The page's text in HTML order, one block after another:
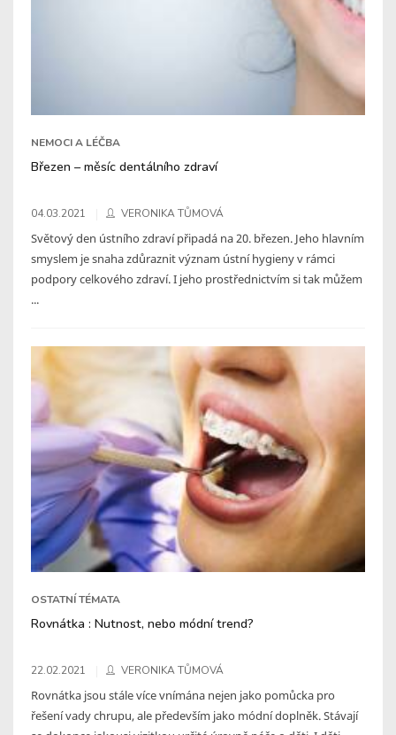
NEMOCI A LÉČBA
Březen – měsíc dentálního zdraví
04.03.2021 VERONIKA TŮMOVÁ
Světový den ústního zdraví připadá na 20. březen. Jeho hlavním
smyslem je snaha zdůraznit význam ústní hygieny v rámci
podpory celkového zdraví. I jeho prostřednictvím si tak můžem
...
OSTATNÍ TÉMATA
Rovnátka : Nutnost, nebo módní trend?
22.02.2021 VERONIKA TŮMOVÁ
Rovnátka jsou stále více vnímána nejen jako pomůcka pro
řešení vady chrupu, ale především jako módní doplněk. Stávají